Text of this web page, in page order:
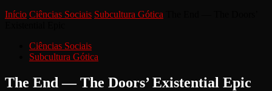
Início Ciências Sociais Subcultura Gótica
Ciências Sociais
Subcultura Gótica
The End — The Doors’ Existential Epic